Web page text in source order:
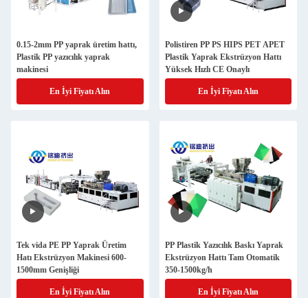
0.15-2mm PP yaprak üretim hattı,
Plastik PP yazıcılık yaprak
makinesi
En İyi Fiyatı Alın
Polistiren PP PS HIPS PET APET
Plastik Yaprak Ekstrüzyon Hattı
Yüksek Hızlı CE Onaylı
En İyi Fiyatı Alın
Tek vida PE PP Yaprak Üretim
Hatı Ekstrüzyon Makinesi 600-
1500mm Genişliği
En İyi Fiyatı Alın
PP Plastik Yazıcılık Baskı Yaprak
Ekstrüzyon Hattı Tam Otomatik
350-1500kg/h
En İyi Fiyatı Alın